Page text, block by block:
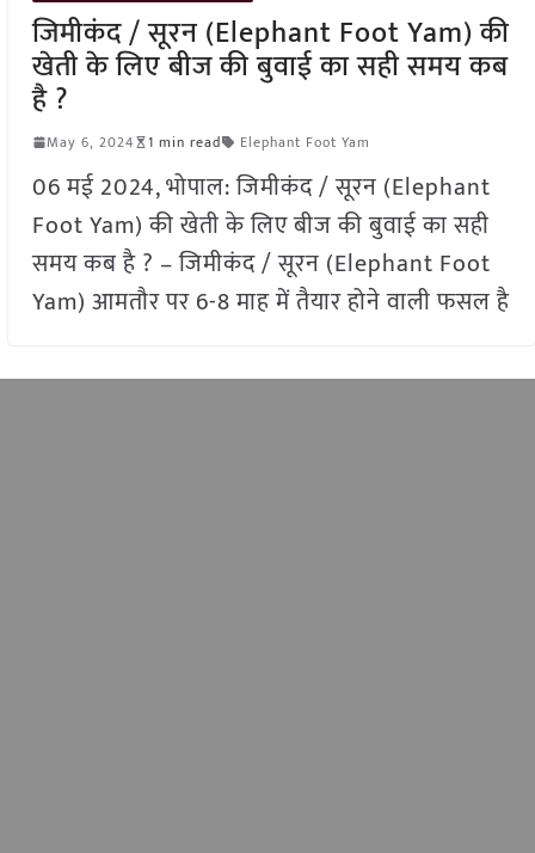
जिमीकंद / सूरन (Elephant Foot Yam) की
खेती के लिए बीज की बुवाई का सही समय कब
है ?
May 6, 2024 1 min read Elephant Foot Yam
06 मई 2024, भोपाल: जिमीकंद / सूरन (Elephant
Foot Yam) की खेती के लिए बीज की बुवाई का सही
समय कब है ? – जिमीकंद / सूरन (Elephant Foot
Yam) आमतौर पर 6-8 माह में तैयार होने वाली फसल है